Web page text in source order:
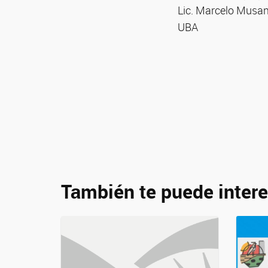
Lic. Marcelo
UBA
También te puede